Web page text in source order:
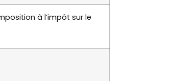
à l’impôt sur le